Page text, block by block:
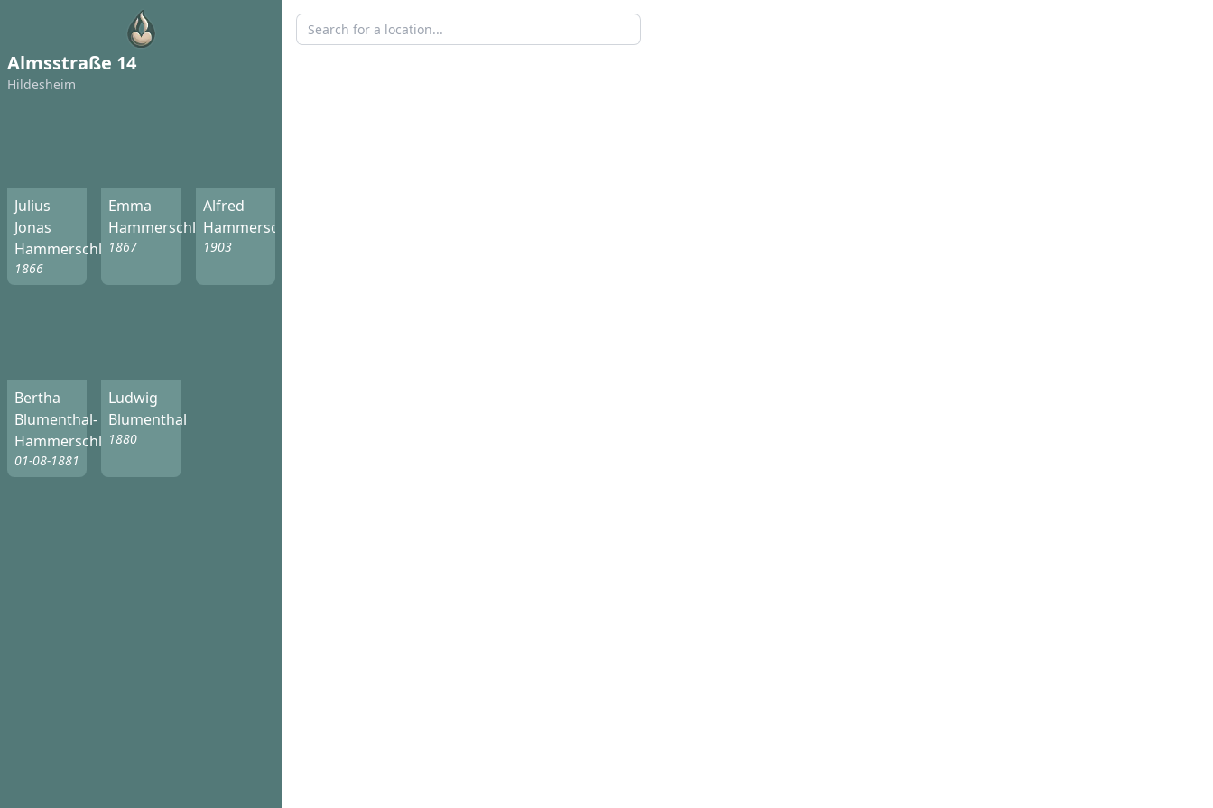
Almsstraße 14
Hildesheim
Julius
Jonas
Hammerschlag
1866
Emma
Hammerschlag
1867
Alfred
Hammerschlag
1903
Bertha
Blumenthal-
Hammerschlag
01-08-1881
Ludwig
Blumenthal
1880